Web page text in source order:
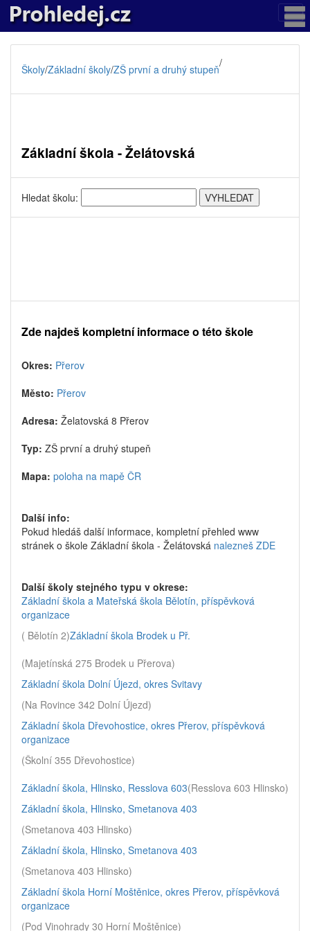
Školy/Základní školy/ZŠ první a druhý stupeň/
Základní škola - Želátovská
Hledat školu:
Zde najdeš kompletní informace o této škole
Okres: Přerov
Město: Přerov
Adresa: Želatovská 8 Přerov
Typ: ZŠ první a druhý stupeň
Mapa: poloha na mapě ČR
Další info:
Pokud hledáš další informace, kompletní přehled www
stránek o škole Základní škola - Želátovská nalezneš ZDE
Další školy stejného typu v okrese:
Základní škola a Mateřská škola Bělotín, příspěvková
organizace
( Bělotín 2)Základní škola Brodek u Př.
(Majetínská 275 Brodek u Přerova)
Základní škola Dolní Újezd, okres Svitavy
(Na Rovince 342 Dolní Újezd)
Základní škola Dřevohostice, okres Přerov, příspěvková
organizace
(Školní 355 Dřevohostice)
Základní škola, Hlinsko, Resslova 603(Resslova 603 Hlinsko)
Základní škola, Hlinsko, Smetanova 403
(Smetanova 403 Hlinsko)
Základní škola, Hlinsko, Smetanova 403
(Smetanova 403 Hlinsko)
Základní škola Horní Moštěnice, okres Přerov, příspěvková
organizace
(Pod Vinohrady 30 Horní Moštěnice)